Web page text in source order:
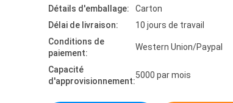
Détails d'emballage:
Carton
Délai de livraison:
10 jours de travail
Conditions de
paiement:
Western Union/Paypal
Capacité
d'approvisionnement:
5000 par mois